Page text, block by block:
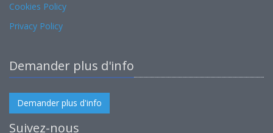
Cookies Policy
Privacy Policy
Demander plus d'info
Demander plus d'info
Suivez-nous